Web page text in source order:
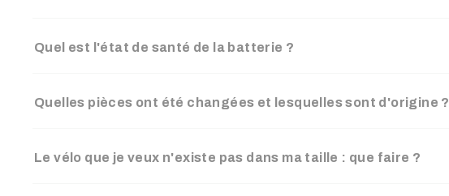
Quel est l'état de santé de la batterie ?
Quelles pièces ont été changées et lesquelles sont d'origine ?
Le vélo que je veux n'existe pas dans ma taille : que faire ?